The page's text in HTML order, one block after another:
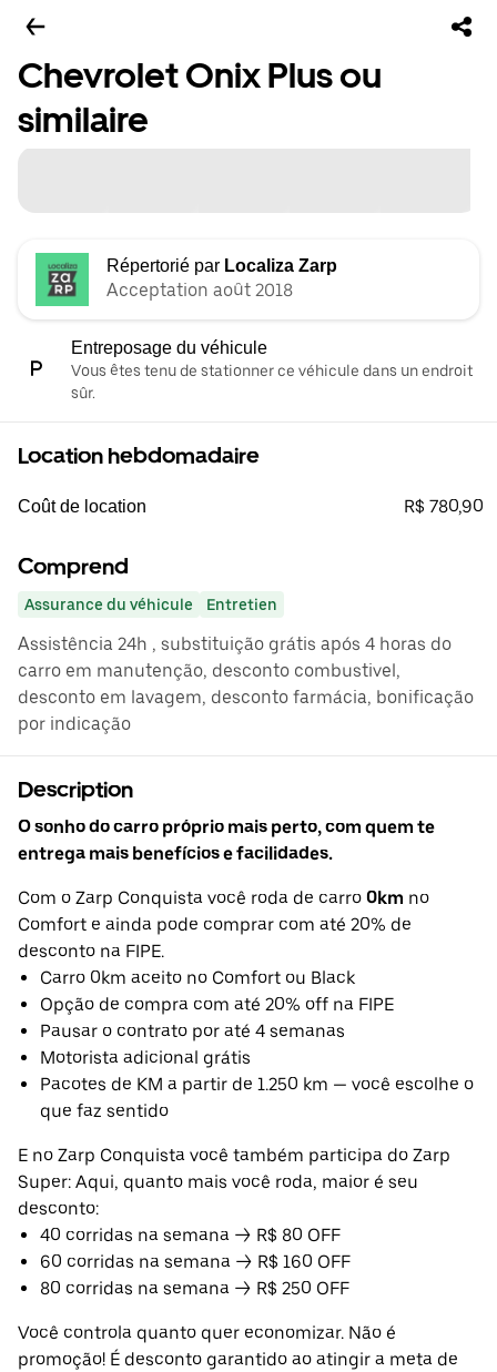
Chevrolet Onix Plus ou
similaire
Répertorié par Localiza Zarp
Acceptation août 2018
Entreposage du véhicule
Vous êtes tenu de stationner ce véhicule dans un endroit
sûr.
Location hebdomadaire
Coût de location R$ 780,90
Comprend
Assurance du véhicule Entretien
Assistência 24h , substituição grátis após 4 horas do
carro em manutenção, desconto combustivel,
desconto em lavagem, desconto farmácia, bonificação
por indicação
Description
O sonho do carro próprio mais perto, com quem te
entrega mais benefícios e facilidades.
Com o Zarp Conquista você roda de carro 0km no
Comfort e ainda pode comprar com até 20% de
desconto na FIPE.
Carro 0km aceito no Comfort ou Black
Opção de compra com até 20% off na FIPE
Pausar o contrato por até 4 semanas
Motorista adicional grátis
Pacotes de KM a partir de 1.250 km — você escolhe o
que faz sentido
E no Zarp Conquista você também participa do Zarp
Super: Aqui, quanto mais você roda, maior é seu
desconto:
40 corridas na semana → R$ 80 OFF
60 corridas na semana → R$ 160 OFF
80 corridas na semana → R$ 250 OFF
Você controla quanto quer economizar. Não é
promoção! É desconto garantido ao atingir a meta de